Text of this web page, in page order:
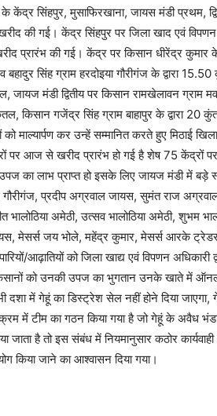
सिंहपुर, मुसाफिरखाना, जायस मंडी प्रथम,
गई। केंद्र सिंहपुर पर जिला खाद एवं विपणन
प्रारंभ की गई। केंद्र पर किसान धीरेंद्र कुमार
सिंह ग्राम हरदोइया गौरीगंज के द्वारा
मंडी द्वितीय पर किसान रामखेलावन
किसान गजेंद्र सिंह ग्राम बाहापुर के द्वारा
माल्यार्पण कर उन्हें सम्मानित करते हुए मिठाई
आज से खरीद प्रारंभ हो गई है शेष 75 केंद्रों
उपज का लाभ प्राप्त हो इसके लिए जायज मंडी में
प्रदीप अग्रवाल जायस, सुमंत राज
भालोठिया अमेठी, उत्सव भालोठिया अमेठी, शुभम
मेसर्स जय भोले, महेंद्र कुमार, मेसर्स आरके
आढ़ातियों को जिला खाद्य एवं विपणन अधिकारी
को उनकी उपज का भुगतान उनके खाते में
दशा में गेहूं का डिस्ट्रेश सेल नहीं होने दिया
के क्रम में टीम का गठन किया गया है जो गेहूं के अवैध
जाता है तो इस संबंध में नियमानुसार कठोर
किया जाने का आश्वासन दिया गया।